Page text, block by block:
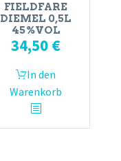
FIELDFARE
DIEMEL 0,5L
45%VOL
34,50 €
In den
Warenkorb